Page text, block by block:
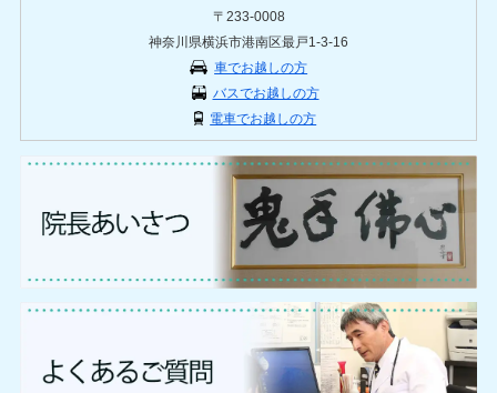
〒233-0008
神奈川県横浜市港南区最戸1-3-16
車でお越しの方
バスでお越しの方
電車でお越しの方